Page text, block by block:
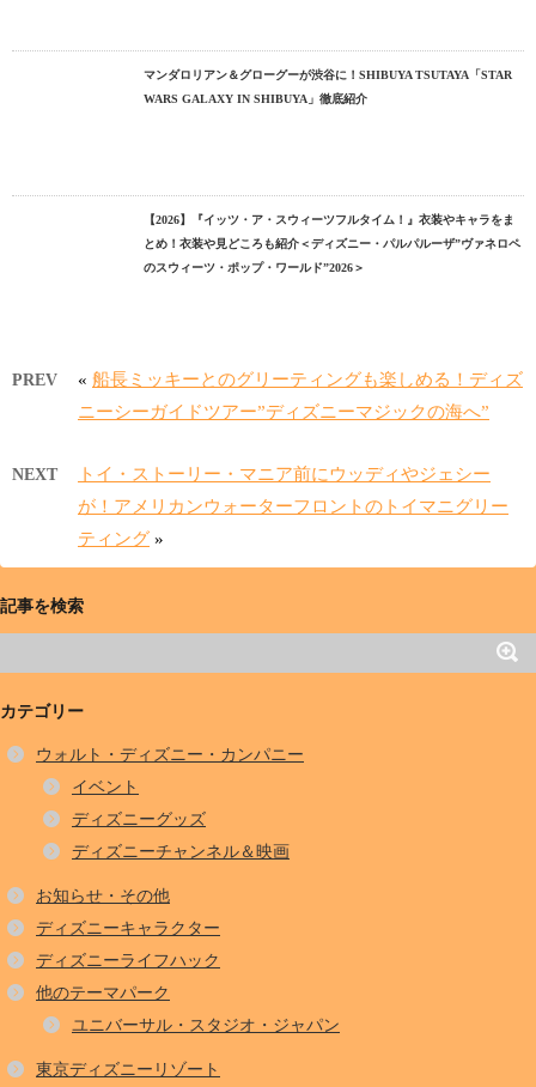
マンダロリアン＆グローグーが渋谷に！SHIBUYA TSUTAYA「STAR
WARS GALAXY IN SHIBUYA」徹底紹介
【2026】『イッツ・ア・スウィーツフルタイム！』衣装やキャラをま
とめ！衣装や見どころも紹介＜ディズニー・パルパルーザ”ヴァネロペ
のスウィーツ・ポップ・ワールド”2026＞
PREV « 船長ミッキーとのグリーティングも楽しめる！ディズ
ニーシーガイドツアー”ディズニーマジックの海へ”
NEXT
トイ・ストーリー・マニア前にウッディやジェシー
が！アメリカンウォーターフロントのトイマニグリー
ティング »
記事を検索
カテゴリー
ウォルト・ディズニー・カンパニー
イベント
ディズニーグッズ
ディズニーチャンネル＆映画
お知らせ・その他
ディズニーキャラクター
ディズニーライフハック
他のテーマパーク
ユニバーサル・スタジオ・ジャパン
東京ディズニーリゾート